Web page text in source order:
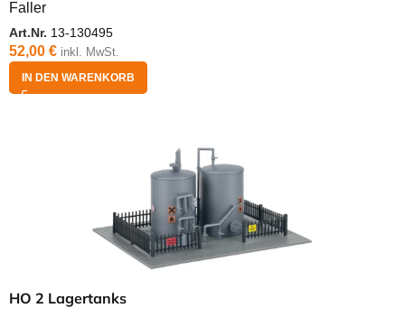
Faller
Art.Nr. 13-130495
52,00 € inkl. MwSt.
IN DEN WARENKORB
HO 2 Lagertanks